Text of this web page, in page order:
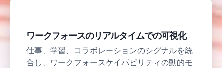
ワークフォースのリアルタイムでの可視化
仕事、学習、コラボレーションのシグナルを統
合し、ワークフォースケイパビリティの動的モ